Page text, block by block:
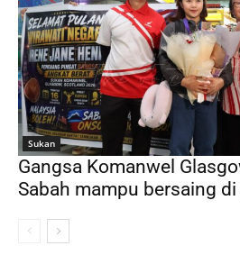
Sukan
Gangsa Komanwel
Sabah mampu bersaing